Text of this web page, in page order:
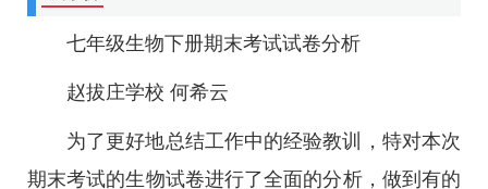
七年级生物下册期末考试试卷分析
赵拔庄学校 何希云
为了更好地总结工作中的经验教训，特对本次
期末考试的生物试卷进行了全面的分析，做到有的